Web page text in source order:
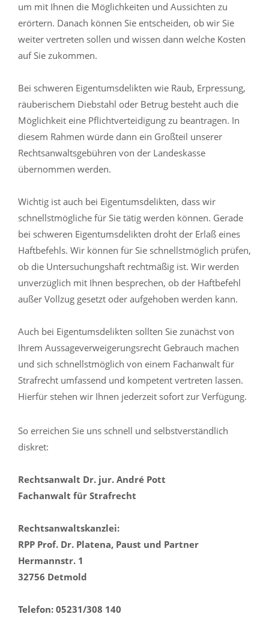
um mit Ihnen die Möglichkeiten und Aussichten zu
erörtern. Danach können Sie entscheiden, ob wir Sie
weiter vertreten sollen und wissen dann welche Kosten
auf Sie zukommen.
Bei schweren Eigentumsdelikten wie Raub, Erpressung,
räuberischem Diebstahl oder Betrug besteht auch die
Möglichkeit eine Pflichtverteidigung zu beantragen. In
diesem Rahmen würde dann ein Großteil unserer
Rechtsanwaltsgebühren von der Landeskasse
übernommen werden.
Wichtig ist auch bei Eigentumsdelikten, dass wir
schnellstmögliche für Sie tätig werden können. Gerade
bei schweren Eigentumsdelikten droht der Erlaß eines
Haftbefehls. Wir können für Sie schnellstmöglich prüfen,
ob die Untersuchungshaft rechtmäßig ist. Wir werden
unverzüglich mit Ihnen besprechen, ob der Haftbefehl
außer Vollzug gesetzt oder aufgehoben werden kann.
Auch bei Eigentumsdelikten sollten Sie zunächst von
Ihrem Aussageverweigerungsrecht Gebrauch machen
und sich schnellstmöglich von einem Fachanwalt für
Strafrecht umfassend und kompetent vertreten lassen.
Hierfür stehen wir Ihnen jederzeit sofort zur Verfügung.
So erreichen Sie uns schnell und selbstverständlich
diskret:
Rechtsanwalt Dr. jur. André Pott
Fachanwalt für Strafrecht
Rechtsanwaltskanzlei:
RPP Prof. Dr. Platena, Paust und Partner
Hermannstr. 1
32756 Detmold
Telefon: 05231/308 140